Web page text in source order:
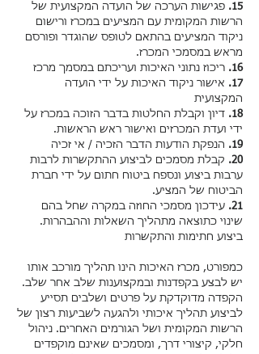
15.
פגישות הערכה של הועדה המקצועית של
הרשות המקומית עם המציעים במכרז ורישום
ניקוד המציעים בהתאם לטופס שהוגדר ופורסם
מראש במסמכי המכרז.
16.
ריכוז נתוני האיכות ועריכתם במסמך מרכז
17.
אישור ניקוד האיכות על ידי הועדה
המקצועית
18.
דיון וקבלת החלטות בדבר הזוכה במכרז על
ידי ועדת המכרזים ואישור ראש הראשות.
19.
הנפקת הודעות הדבר הזכיה / אי זכיה
20.
קבלת מסמכים לביצוע ההתקשרות לרבות
ערבות ביצוע ונספח ביטוח חתום על ידי חברת
הביטוח של המציע.
21.
עידכון מסמכי החוזה במקרה שחל בהם
שינוי כתוצאה מתהליך השאלות וההבהרות.
ביצוע חתימות והתקשרות
כמפורט, מכרז האיכות הינו תהליך מורכב אותו
יש לבצע בקפדנות ובמקצוענות שלב אחר שלב.
הקפדה מדוקדקת על פרטים ושלבים תסייע
לביצוע תהליך איכותי ולהגעה לשביעות רצון של
הרשות המקומית ושל הגורמים האחרים. ניהול
חלקי, קיצורי דרך, ומסמכים שאינם מוקפדים